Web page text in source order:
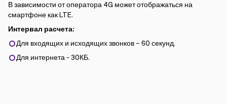
В зависимости от оператора 4G может отображаться на
смартфоне как LTE.
Интервал расчета:
Для входящих и исходящих звонков – 60 секунд.
Для интернета - 30КБ.